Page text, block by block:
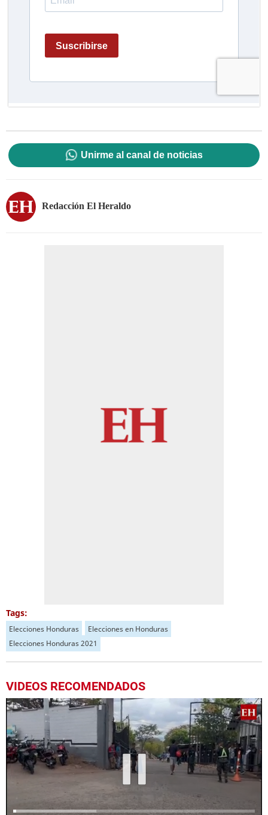
Unirme al canal de noticias
Redacción El Heraldo
Tags:
Elecciones Honduras
Elecciones en Honduras
Elecciones Honduras 2021
VIDEOS RECOMENDADOS